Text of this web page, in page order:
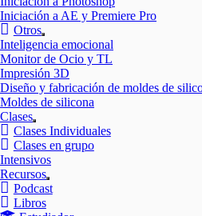
Iniciación a AE y Premiere Pro
Otros
Mostrar
el
submenú
Inteligencia emocional
Monitor de Ocio y TL
Impresión 3D
Diseño y fabricación de moldes de
Moldes de silicona
Clases
Mostrar
el
submenú
Clases Individuales
Clases en grupo
Intensivos
Recursos
Mostrar
el
Podcast
Libros